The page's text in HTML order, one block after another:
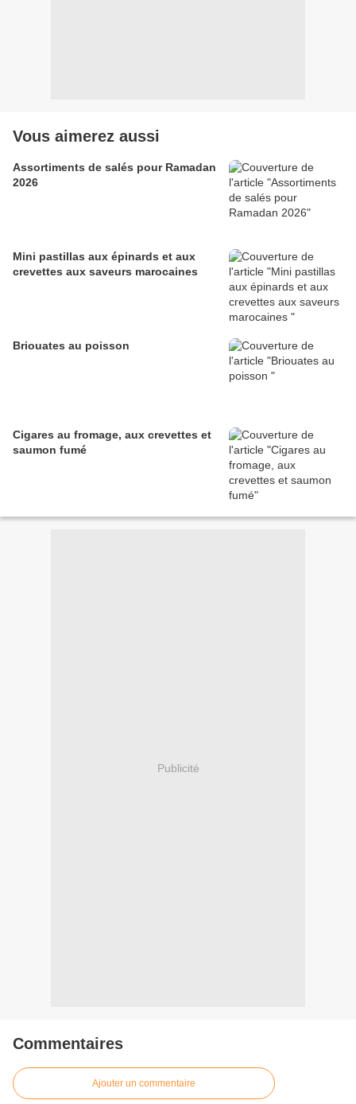
Vous aimerez aussi
Assortiments de salés pour Ramadan
2026
Mini pastillas aux épinards et aux
crevettes aux saveurs marocaines
Briouates au poisson
Cigares au fromage, aux crevettes et
saumon fumé
Publicité
Commentaires
Ajouter un commentaire